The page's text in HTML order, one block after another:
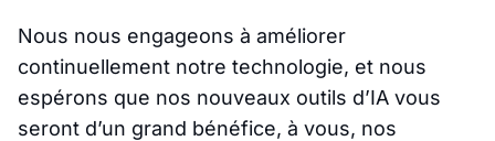
Nous nous engageons à améliorer
continuellement notre technologie, et nous
espérons que nos nouveaux outils d’IA vous
seront d’un grand bénéfice, à vous, nos